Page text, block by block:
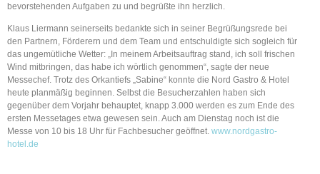
bevorstehenden Aufgaben zu und begrüßte ihn herzlich.
Klaus Liermann seinerseits bedankte sich in seiner Begrüßungsrede bei
den Partnern, Förderern und dem Team und entschuldigte sich sogleich für
das ungemütliche Wetter: „In meinem Arbeitsauftrag stand, ich soll frischen
Wind mitbringen, das habe ich wörtlich genommen“, sagte der neue
Messechef. Trotz des Orkantiefs „Sabine“ konnte die Nord Gastro & Hotel
heute planmäßig beginnen. Selbst die Besucherzahlen haben sich
gegenüber dem Vorjahr behauptet, knapp 3.000 werden es zum Ende des
ersten Messetages etwa gewesen sein. Auch am Dienstag noch ist die
Messe von 10 bis 18 Uhr für Fachbesucher geöffnet. www.nordgastro-
hotel.de